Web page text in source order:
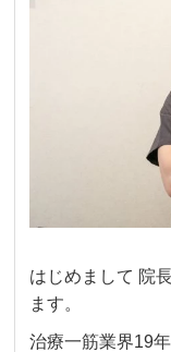
はじめまして 院
ます。
治療一筋業界19